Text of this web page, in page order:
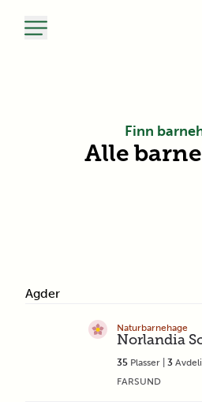
Finn
Alle
Agder
Naturbarnehage
Norlandia
35 Plasser | 3
FARSUND